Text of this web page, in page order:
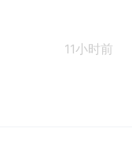
11小时前